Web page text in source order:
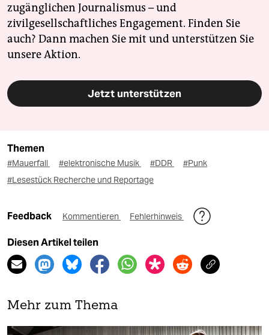
zugänglichen Journalismus – und
zivilgesellschaftliches Engagement. Finden Sie
auch? Dann machen Sie mit und unterstützen Sie
unsere Aktion.
Jetzt unterstützen
Themen
#Mauerfall #elektronische Musik #DDR
#Punk
#Lesestück Recherche und Reportage
Feedback Kommentieren Fehlerhinweis
Diesen Artikel teilen
Mehr zum Thema